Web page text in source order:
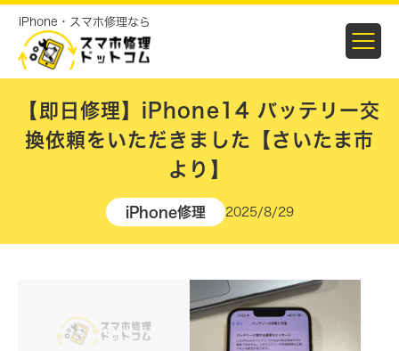
iPhone・スマホ修理なら
【即日修理】iPhone14 バッテリー交
換依頼をいただきました【さいたま市
より】
iPhone修理 2025/8/29